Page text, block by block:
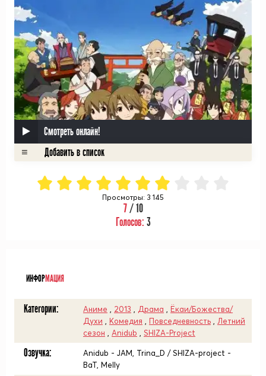
Смотреть онлайн!
Просмотры: 3 145
7/ 10
Голосов: 3
ИНФОРМАЦИЯ
Категории: Аниме 2013 Драма
Ёкаи/Божества/
Духи
Комедия Повседневность
Летний
сезон
Anidub SHIZA-Project
Озвучка:
Anidub - JAM, Trina_D / SHIZA-project -
BaT, Melly